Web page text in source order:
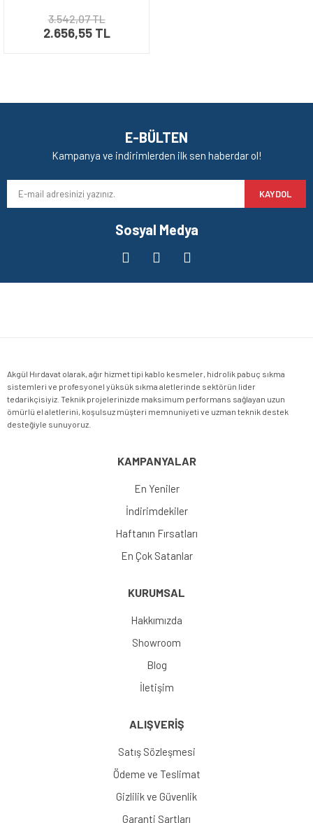
3.542,07 TL
2.656,55 TL
E-BÜLTEN
Kampanya ve indirimlerden ilk sen haberdar ol!
KAYDOL
Sosyal Medya
Akgül Hırdavat olarak, ağır hizmet tipi kablo kesmeler, hidrolik pabuç sıkma
sistemleri ve profesyonel yüksük sıkma aletlerinde sektörün lider
tedarikçisiyiz. Teknik projelerinizde maksimum performans sağlayan uzun
ömürlü el aletlerini, koşulsuz müşteri memnuniyeti ve uzman teknik destek
desteğiyle sunuyoruz.
KAMPANYALAR
En Yeniler
İndirimdekiler
Haftanın Fırsatları
En Çok Satanlar
KURUMSAL
Hakkımızda
Showroom
Blog
İletişim
ALIŞVERİŞ
Satış Sözleşmesi
Ödeme ve Teslimat
Gizlilik ve Güvenlik
Garanti Şartları